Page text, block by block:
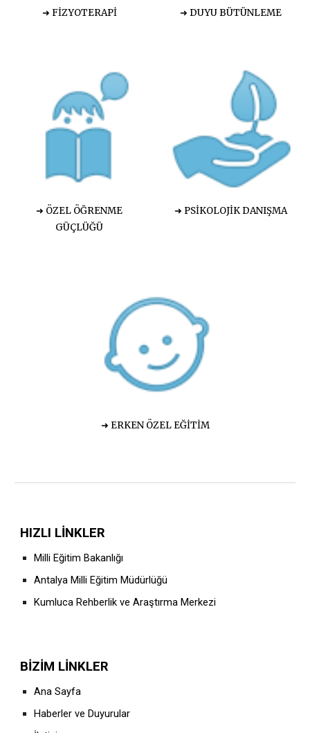
➜ FİZYOTERAPİ ➜ DUYU BÜTÜNLEME
➜ ÖZEL ÖĞRENME
GÜÇLÜĞÜ
➜ PSİKOLOJİK DANIŞMA
➜ ERKEN ÖZEL EĞİTİM
HIZLI LİNKLER
Milli Eğitim Bakanlığı
Antalya Milli Eğitim Müdürlüğü
Kumluca Rehberlik ve Araştırma Merkezi
BİZİM LİNKLER
Ana Sayfa
Haberler ve Duyurular